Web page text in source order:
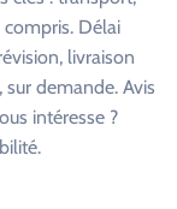
Délai
livraison
sur demande. Avis
intéresse ?